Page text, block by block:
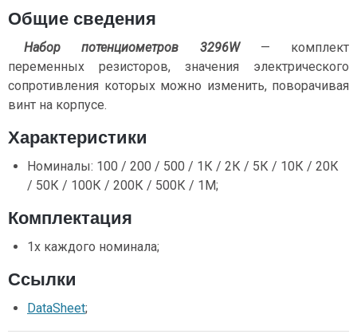
Общие сведения
Набор потенциометров 3296W— комплект
переменных резисторов, значения электрического
сопротивления которых можно изменить, поворачивая
винт на корпусе.
Характеристики
Номиналы: 100 / 200 / 500 / 1К / 2К / 5К / 10К / 20К
/ 50К / 100К / 200К / 500К / 1М;
Комплектация
1х каждого номинала;
Ссылки
DataSheet;